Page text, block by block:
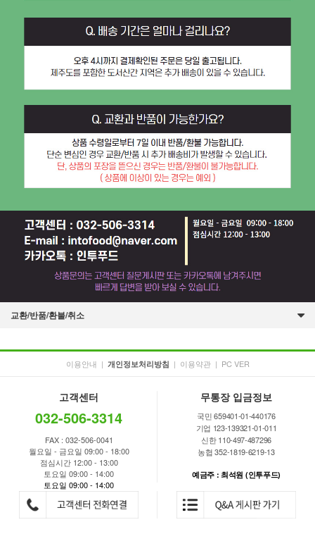
교환/반품/환불/취소
이용안내 | 개인정보처리방침 | 이용약관 | PC VER
고객센터
032-506-3314
FAX : 032-506-0041
월요일 - 금요일 09:00 - 18:00
점심시간 12:00 - 13:00
토요일 09:00 - 14:00
토요일 09:00 - 14:00
무통장 입금정보
국민 659401-01-440176
기업 123-139321-01-011
신한 110-497-487296
농협 352-1819-6219-13
예금주 : 최석원 (인투푸드)